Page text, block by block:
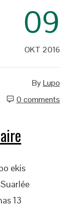
09
OKT 2016
ByLupo
0 comments
ekis
13